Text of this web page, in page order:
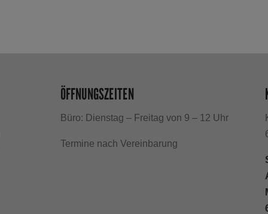
ÖFFNUNGSZEITEN
Büro: Dienstag – Freitag von 9 – 12 Uhr
Termine nach Vereinbarung